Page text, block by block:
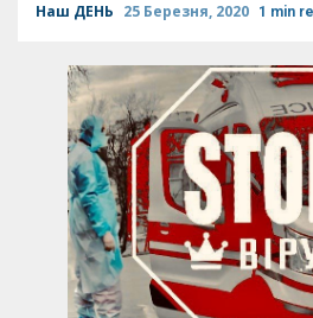
Наш ДЕНЬ 25 Березня, 2020 1 min